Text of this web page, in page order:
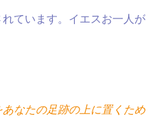
れています。イエスお一人が
なたの足跡の上に置くため